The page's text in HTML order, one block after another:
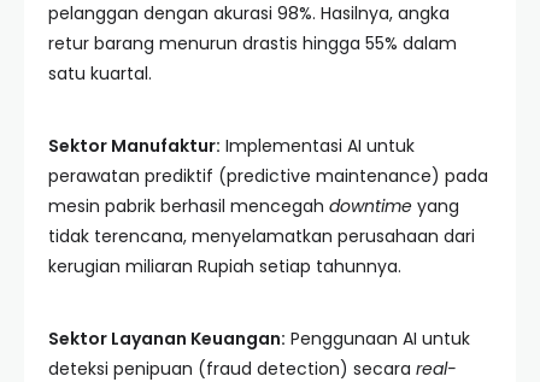
pelanggan dengan akurasi 98%. Hasilnya, angka
retur barang menurun drastis hingga 55% dalam
satu kuartal.
Sektor Manufaktur: Implementasi AI untuk
perawatan prediktif (predictive maintenance) pada
mesin pabrik berhasil mencegah downtime yang
tidak terencana, menyelamatkan perusahaan dari
kerugian miliaran Rupiah setiap tahunnya.
Sektor Layanan Keuangan: Penggunaan AI untuk
deteksi penipuan (fraud detection) secara real-